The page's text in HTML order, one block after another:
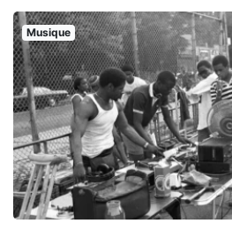
Musique